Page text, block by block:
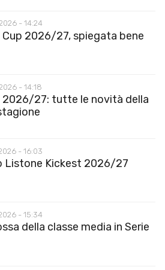
- 14:24
Cup 2026/27, spiegata bene
- 14:18
2026/27: tutte le novità della
- 16:03
Listone Kickest 2026/27
- 15:34
della classe media in Serie